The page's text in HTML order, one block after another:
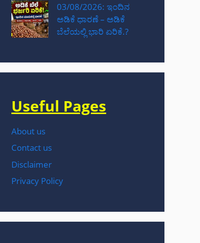
03/08/2026: ಇಂದಿನ
ಅಡಿಕೆ ಧಾರಣೆ – ಅಡಿಕೆ
ಬೆಲೆಯಲ್ಲಿ ಭಾರಿ ಏರಿಕೆ.?
Useful Pages
About us
Contact us
Disclaimer
Privacy Policy